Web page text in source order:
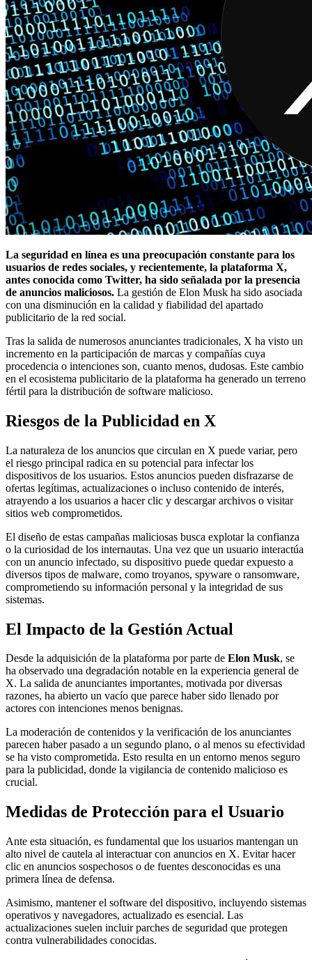
La seguridad en línea es una preocupación constante para los
usuarios de redes sociales, y recientemente, la plataforma X,
antes conocida como Twitter, ha sido señalada por la presencia
de anuncios maliciosos. La gestión de Elon Musk ha sido asociada
con una disminución en la calidad y fiabilidad del apartado
publicitario de la red social.
Tras la salida de numerosos anunciantes tradicionales, X ha visto un
incremento en la participación de marcas y compañías cuya
procedencia o intenciones son, cuanto menos, dudosas. Este cambio
en el ecosistema publicitario de la plataforma ha generado un terreno
fértil para la distribución de software malicioso.
Riesgos de la Publicidad en X
La naturaleza de los anuncios que circulan en X puede variar, pero
el riesgo principal radica en su potencial para infectar los
dispositivos de los usuarios. Estos anuncios pueden disfrazarse de
ofertas legítimas, actualizaciones o incluso contenido de interés,
atrayendo a los usuarios a hacer clic y descargar archivos o visitar
sitios web comprometidos.
El diseño de estas campañas maliciosas busca explotar la confianza
o la curiosidad de los internautas. Una vez que un usuario interactúa
con un anuncio infectado, su dispositivo puede quedar expuesto a
diversos tipos de malware, como troyanos, spyware o ransomware,
comprometiendo su información personal y la integridad de sus
sistemas.
El Impacto de la Gestión Actual
Desde la adquisición de la plataforma por parte de Elon Musk, se
ha observado una degradación notable en la experiencia general de
X. La salida de anunciantes importantes, motivada por diversas
razones, ha abierto un vacío que parece haber sido llenado por
actores con intenciones menos benignas.
La moderación de contenidos y la verificación de los anunciantes
parecen haber pasado a un segundo plano, o al menos su efectividad
se ha visto comprometida. Esto resulta en un entorno menos seguro
para la publicidad, donde la vigilancia de contenido malicioso es
crucial.
Medidas de Protección para el Usuario
Ante esta situación, es fundamental que los usuarios mantengan un
alto nivel de cautela al interactuar con anuncios en X. Evitar hacer
clic en anuncios sospechosos o de fuentes desconocidas es una
primera línea de defensa.
Asimismo, mantener el software del dispositivo, incluyendo sistemas
operativos y navegadores, actualizado es esencial. Las
actualizaciones suelen incluir parches de seguridad que protegen
contra vulnerabilidades conocidas.